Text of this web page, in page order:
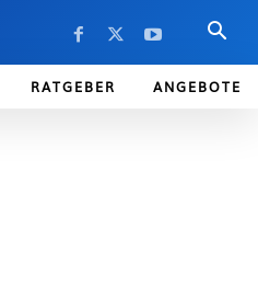
RATGEBER ANGEBOTE